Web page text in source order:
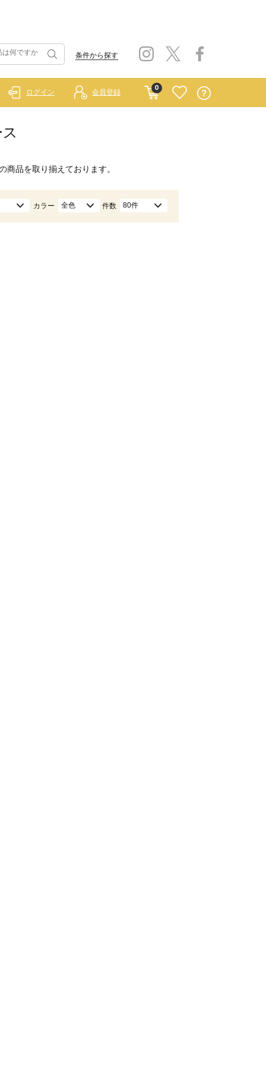
条件から探す
0
ログイン 会員登録
商品を取り揃えております。
カラー 全色 件数 80件